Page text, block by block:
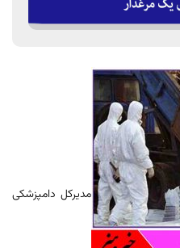
مدیرکل دامپزشکی